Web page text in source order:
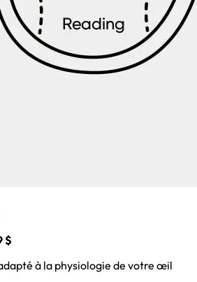
$
à la physiologie de votre œil